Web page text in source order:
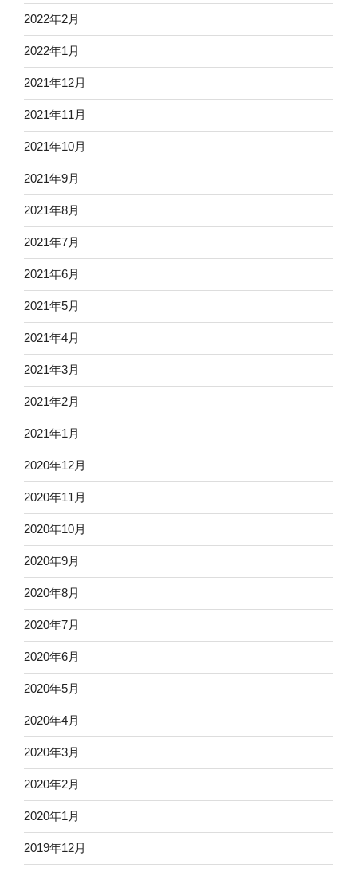
2022年2月
2022年1月
2021年12月
2021年11月
2021年10月
2021年9月
2021年8月
2021年7月
2021年6月
2021年5月
2021年4月
2021年3月
2021年2月
2021年1月
2020年12月
2020年11月
2020年10月
2020年9月
2020年8月
2020年7月
2020年6月
2020年5月
2020年4月
2020年3月
2020年2月
2020年1月
2019年12月